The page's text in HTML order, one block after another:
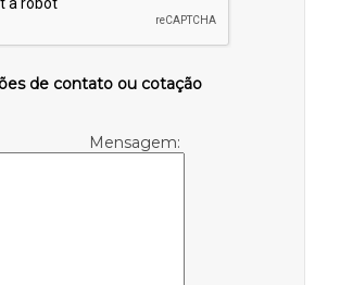
de contato ou cotação
Mensagem: